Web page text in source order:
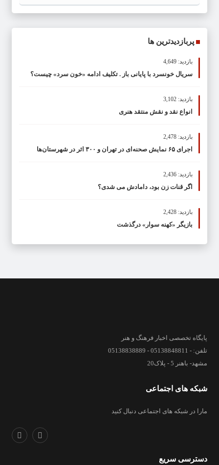
پربازدیدترین ها
بازدید: 4,649
سریال خونسرد با پایانی باز . تکلیف ادامه «خون سرد» چیست؟
بازدید: 3,102
انواع نقد و نقش منتقد هنری
بازدید: 2,478
اجرای ۶۵ نمایش صحنه‌ای در تهران و ۳۰۰ اثر در شهرستان‌ها
بازدید: 2,436
اگر قنات زن بود، دامادش می شدی؟
بازدید: 2,428
بازیگر «کهنه سوار» درگذشت
پایگاه تخصصی اخبار فرهنگ و هنر
تلفن: - 05138848811 - 05138838889
مشهد- باهنر 5 - پلاک20
شبکه های اجتماعی
مارا در شبکه های اجتماعی دنبال کنید
دسترسی سریع